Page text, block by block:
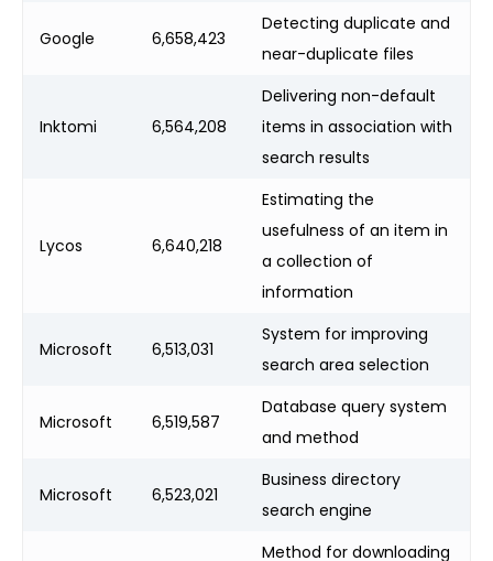
Google 6,658,423
Detecting duplicate and
near-duplicate files
Inktomi 6,564,208
Delivering non-default
items in association with
search results
Lycos 6,640,218
Estimating the
usefulness of an item in
a collection of
information
Microsoft 6,513,031
System for improving
search area selection
Microsoft 6,519,587
Database query system
and method
Microsoft 6,523,021
Business directory
search engine
Method for downloading